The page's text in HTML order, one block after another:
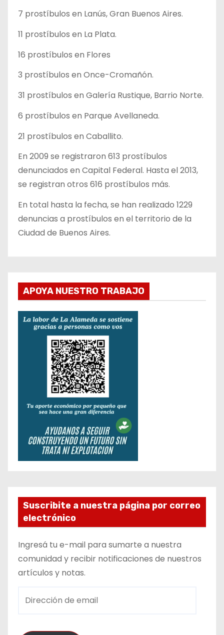
7 prostíbulos en Lanús, Gran Buenos Aires.
11 prostíbulos en La Plata.
16 prostíbulos en Flores
3 prostíbulos en Once-Cromañón.
31 prostíbulos en Galería Rustique, Barrio Norte.
6 prostíbulos en Parque Avellaneda.
21 prostíbulos en Caballito.
En 2009 se registraron 613 prostíbulos
denunciados en Capital Federal. Hasta el 2013,
se registran otros 616 prostíbulos más.
En total hasta la fecha, se han realizado 1229
denuncias a prostíbulos en el territorio de la
Ciudad de Buenos Aires.
APOYA NUESTRO TRABAJO
Suscribite a nuestra página por correo
electrónico
Ingresá tu e-mail para sumarte a nuestra
comunidad y recibir notificaciones de nuestros
artículos y notas.